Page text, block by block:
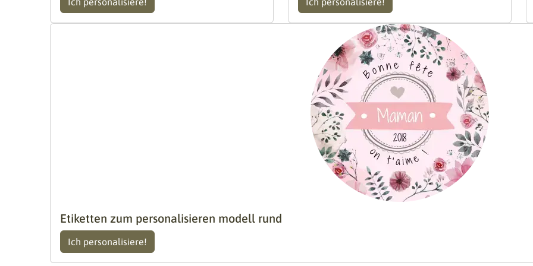
Etiketten zum personalisieren modell rund
Ich personalisiere!